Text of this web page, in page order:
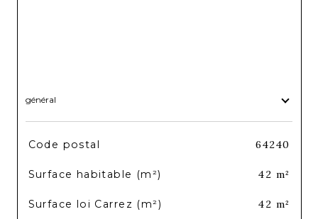
général
TRAD_SIROCCO_Caracteristique
Code postal 64240
Surface habitable (m²) 42 m²
Surface loi Carrez (m²) 42 m²